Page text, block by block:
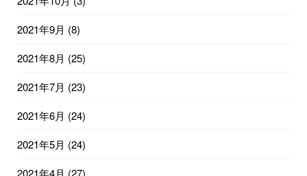
2021年9月 (8)
2021年8月 (25)
2021年7月 (23)
2021年6月 (24)
2021年5月 (24)
2021年4月 (27)